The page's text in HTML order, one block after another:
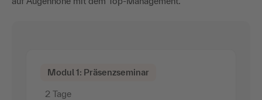
Modul 1: Präsenzseminar
2 Tage